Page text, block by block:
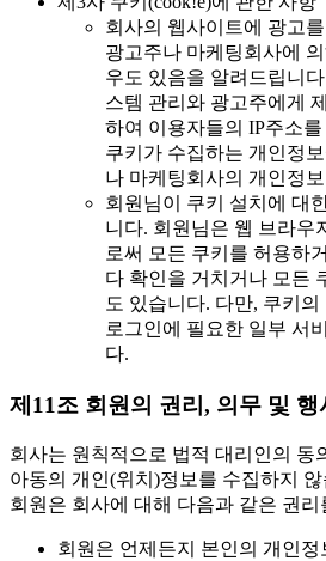
회사의 웹사이트에 광고
광고주나 마케팅회사에
우도 있음을 알려드립니
스템 관리와 광고주에게
하여 이용자들의 IP주소
쿠키가 수집하는 개인정
나 마케팅회사의 개인정
회원님이 쿠키 설치에 대
니다. 회원님은 웹 브라우
로써 모든 쿠키를 허용하
다 확인을 거치거나 모든
도 있습니다. 다만, 쿠키
로그인에 필요한 일부 서
다.
제11조 회원의 권리, 의무 및 행
회사는 원칙적으로 법적 대리인의 동
아동의 개인(위치)정보를 수집하지 않
회원은 회사에 대해 다음과 같은 권
회원은 언제든지 본인의 개인